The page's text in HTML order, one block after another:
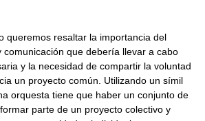
queremos resaltar la importancia del
comunicación que debería llevar a cabo
y la necesidad de compartir la voluntad
un proyecto común. Utilizando un símil
orquesta tiene que haber un conjunto de
parte de un proyecto colectivo y